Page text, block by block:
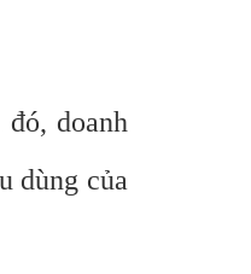
doanh
dùng của